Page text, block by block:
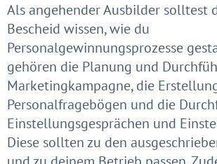
Als angehender Ausbilder solltest
Bescheid wissen, wie du
Personalgewinnungsprozesse
gehören die Planung und
Marketingkampagne, die
Personalfragebögen und die
Einstellungsgesprächen und
Diese sollten zu den